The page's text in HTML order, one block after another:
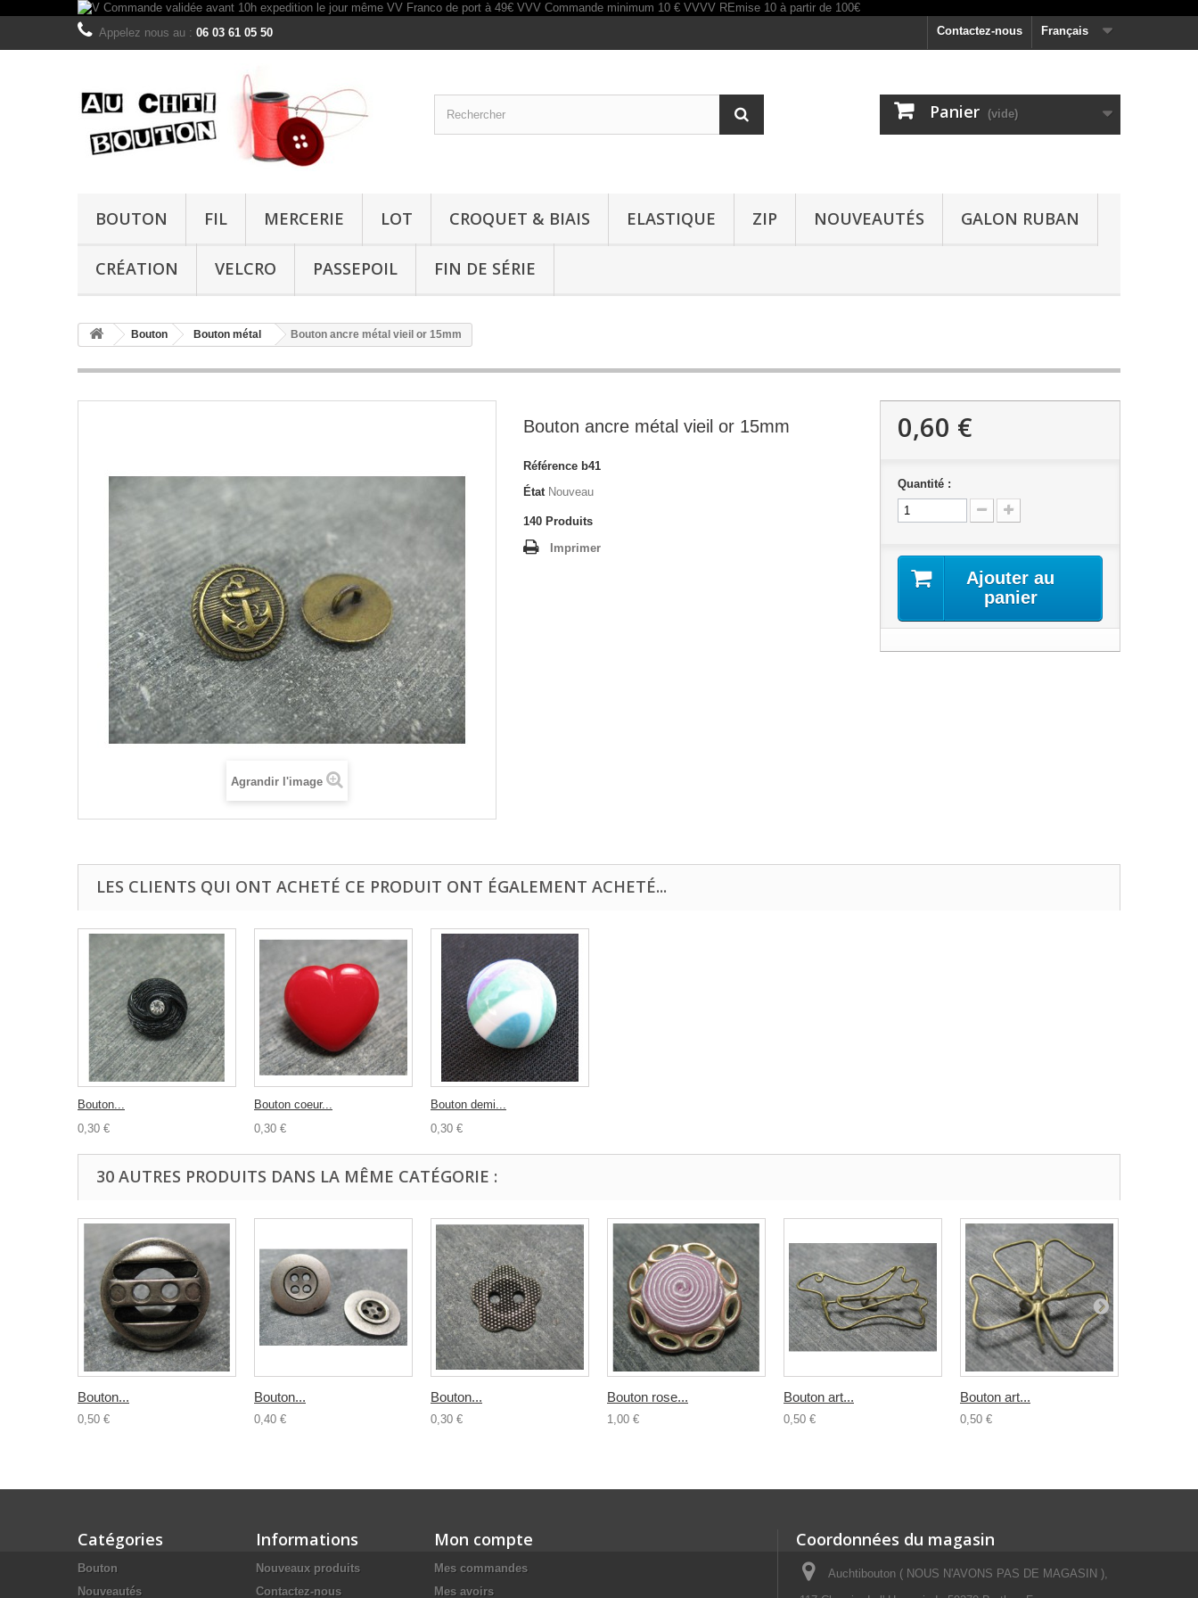
Français
Contactez-nous
Appelez nous au : 06 03 61 05 50
Panier (vide)
BOUTON FIL MERCERIE LOT CROQUET & BIAIS ELASTIQUE ZIP NOUVEAUTÉS GALON RUBAN
CRÉATION VELCRO PASSEPOIL FIN DE SÉRIE
Bouton Bouton métal Bouton ancre métal vieil or 15mm
Agrandir l'image
Bouton ancre métal vieil or 15mm
Référence b41
État Nouveau
140 Produits
Imprimer
0,60 €
Quantité :
Ajouter au
panier
LES CLIENTS QUI ONT ACHETÉ CE PRODUIT ONT ÉGALEMENT ACHETÉ...
Bouton...
0,30 €
Bouton coeur...
0,30 €
Bouton demi...
0,30 €
30 AUTRES PRODUITS DANS LA MÊME CATÉGORIE :
Bouton...
0,50 €
Bouton...
0,40 €
Bouton...
0,30 €
Bouton rose...
1,00 €
Bouton art...
0,50 €
Bouton art...
0,50 €
Catégories
Bouton
Nouveautés
Informations
Nouveaux produits
Contactez-nous
Mon compte
Mes commandes
Mes avoirs
Coordonnées du magasin
Auchtibouton ( NOUS N'AVONS PAS DE MAGASIN ),